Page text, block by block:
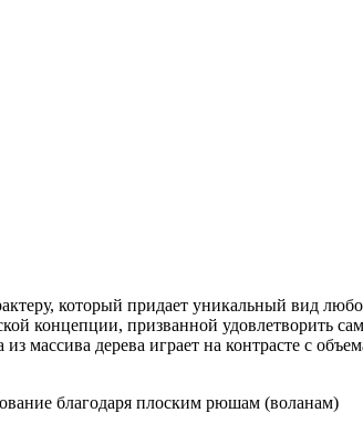
который придает уникальный вид
концепции, призванной удовлетворить
дерева играет на контрасте с
благодаря плоским рюшам (воланам)